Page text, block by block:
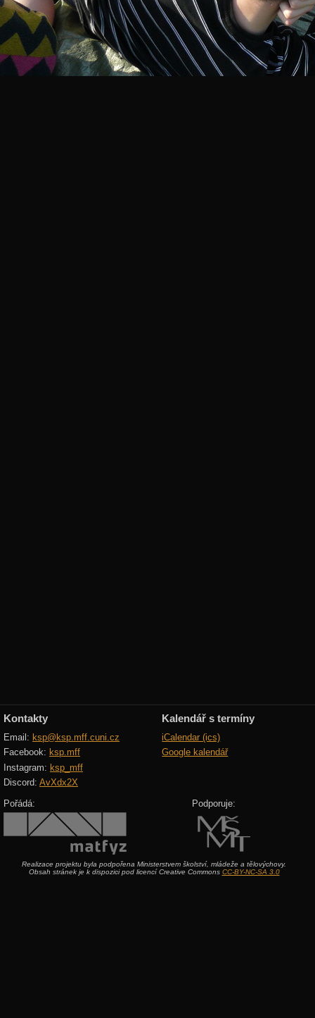
Kontakty
Email: ksp@ksp.mff.cuni.cz
Facebook: ksp.mff
Instagram: ksp_mff
Discord: AvXdx2X
Kalendář s termíny
iCalendar (ics)
Google kalendář
Pořádá: Podporuje:
Realizace projektu byla podpořena Ministerstvem školství, mládeže a tělovýchovy.
Obsah stránek je k dispozici pod licencí Creative Commons CC-BY-NC-SA 3.0